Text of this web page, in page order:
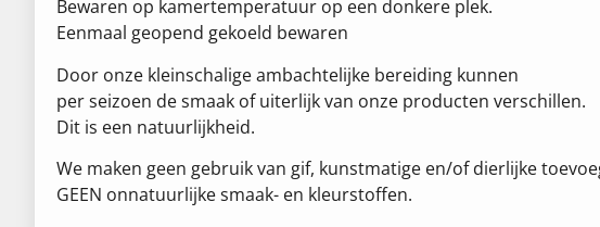
Bewaren op kamertemperatuur op een donkere plek.
Eenmaal geopend gekoeld bewaren
Door onze kleinschalige ambachtelijke bereiding kunnen
per seizoen de smaak of uiterlijk van onze producten verschillen.
Dit is een natuurlijkheid.
We maken geen gebruik van gif, kunstmatige en/of dierlijke
GEEN onnatuurlijke smaak- en kleurstoffen.